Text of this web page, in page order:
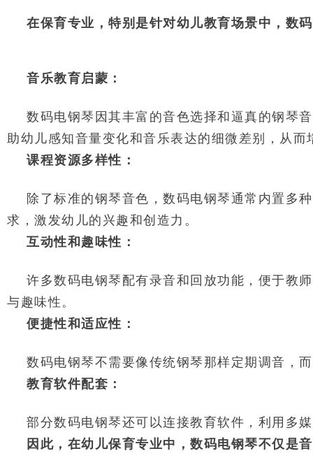
在保育专业，特别是针对幼儿教育场景中，数
音乐教育启蒙：
数码电钢琴因其丰富的音色选择和逼真的钢琴
助幼儿感知音量变化和音乐表达的细微差别，从
课程资源多样性：
除了标准的钢琴音色，数码电钢琴通常内置多
求，激发幼儿的兴趣和创造力。
互动性和趣味性：
许多数码电钢琴配有录音和回放功能，便于教
与趣味性。
便捷性和适应性：
数码电钢琴不需要像传统钢琴那样定期调音，
教育软件配套：
部分数码电钢琴还可以连接教育软件，利用多
因此，在幼儿保育专业中，数码电钢琴不仅是